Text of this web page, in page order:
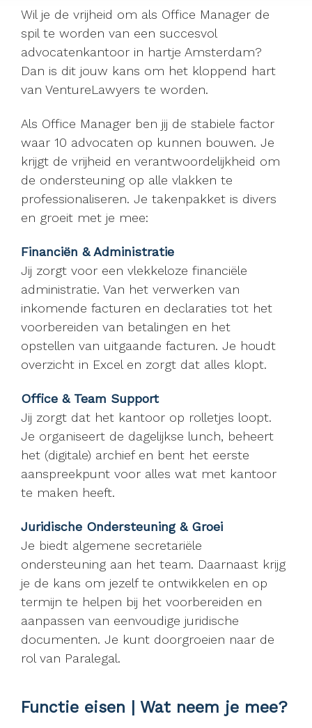
Wil je de vrijheid om als Office Manager de
spil te worden van een succesvol
advocatenkantoor in hartje Amsterdam?
Dan is dit jouw kans om het kloppend hart
van VentureLawyers te worden.
Als Office Manager ben jij de stabiele factor
waar 10 advocaten op kunnen bouwen. Je
krijgt de vrijheid en verantwoordelijkheid om
de ondersteuning op alle vlakken te
professionaliseren. Je takenpakket is divers
en groeit met je mee:
Financiën & Administratie
Jij zorgt voor een vlekkeloze financiële
administratie. Van het verwerken van
inkomende facturen en declaraties tot het
voorbereiden van betalingen en het
opstellen van uitgaande facturen. Je houdt
overzicht in Excel en zorgt dat alles klopt.
Office & Team Support
Jij zorgt dat het kantoor op rolletjes loopt.
Je organiseert de dagelijkse lunch, beheert
het (digitale) archief en bent het eerste
aanspreekpunt voor alles wat met kantoor
te maken heeft.
Juridische Ondersteuning & Groei
Je biedt algemene secretariële
ondersteuning aan het team. Daarnaast krijg
je de kans om jezelf te ontwikkelen en op
termijn te helpen bij het voorbereiden en
aanpassen van eenvoudige juridische
documenten. Je kunt doorgroeien naar de
rol van Paralegal.
Functie eisen | Wat neem je mee?